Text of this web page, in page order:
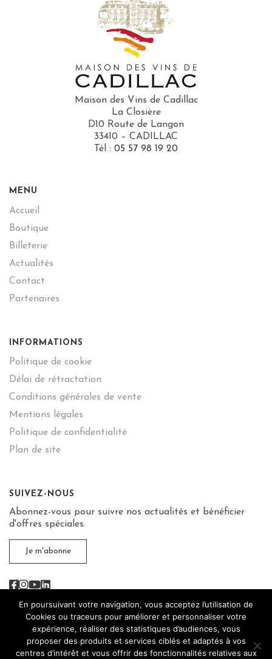
Maison des Vins de Cadillac
La Closière
D10 Route de Langon
33410 – CADILLAC
Tél : 05 57 98 19 20
MENU
Accueil
Boutique
Billeterie
Actualités
Contact
Partenaires
INFORMATIONS
Politique de cookie
Délai de rétractation
Conditions générales de vente
Mentions légales
Politique de confidentialité
Plan de site
SUIVEZ-NOUS
Abonnez-vous pour suivre nos actualités et bénéficier
d'offres spéciales.
Je m'abonne
Facebook
Instagram
Youtube
Linkedin
L'abus d’alcool est dangereux pour la santé, sachez
consommer avec modération.
En poursuivant votre navigation, vous acceptez l’utilisation de
Cookies ou traceurs pour améliorer et personnaliser votre
expérience, réaliser des statistiques d’audiences, vous
proposer des produits et services ciblés et adaptés à vos
centres d’intérêt et vous offrir des fonctionnalités relatives aux